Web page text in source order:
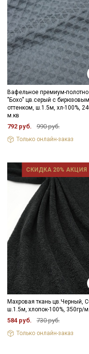
Вафельное премиум-полотно
"Бохо" цв.серый с бирюзовым
оттенком, ш.1.5м, хл-100%,
м.кв
792 руб. 990 руб.
Только онлайн-заказ
СКИДКА 20% АКЦИЯ
Махровая ткань цв.Черный,
ш.1.5м, хлопок-100%, 350гр/
584 руб. 730 руб.
Только онлайн-заказ